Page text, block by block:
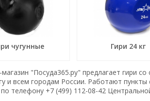
чугунные Гири 24 кг
"Посуда365.ру" предлагает гири
и всем городам России. Работают
телефону +7 (499) 112-08-42